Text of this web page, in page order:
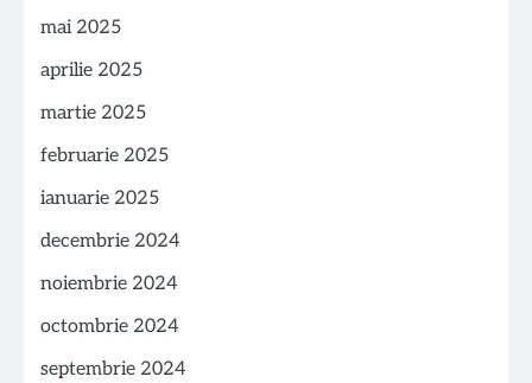
mai 2025
aprilie 2025
martie 2025
februarie 2025
ianuarie 2025
decembrie 2024
noiembrie 2024
octombrie 2024
septembrie 2024